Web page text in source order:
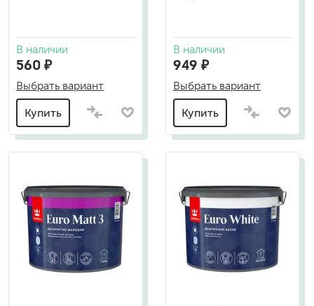
В наличии
560 ₽
Выбрать вариант
Купить
В наличии
949 ₽
Выбрать вариант
Купить